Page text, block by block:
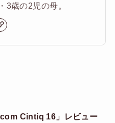
3歳の2児の母。
Cintiq 16」レビュー